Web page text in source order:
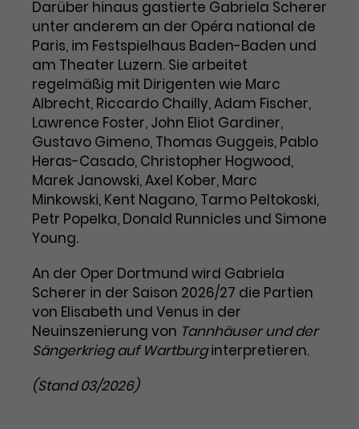
Anbieter Google Analytics
Laufzeit 1 Minute
Zweck
Das ist ein von Google Analytics
gesetztes Cookie. Bestimmte
Daten werden nur maximal einmal
pro Minute an Google Analytics
gesendet. Solange es gesetzt ist,
werden bestimmte
Datenübertragungen
unterbunden.
Laufzeit 3 Monate
Zweck
Dieses Cookie wird verwendet, um
Nutzerinteraktionen mit
Werbeanzeigen zu messen und
Remarketing-Funktionen
bereitzustellen.
Name IDE
Anbieter
Laufzeit 1 Jahr
Zweck
Dieses Cookie dient der Anzeige
personalisierter Werbung und
misst die Wirksamkeit von
Werbekampagnen über
verschiedene Websites hinweg.
Darüber hinaus gastierte Gabriela Scherer
unter anderem an der Opéra national de
Paris, im Festspielhaus Baden-Baden und
am Theater Luzern. Sie arbeitet
regelmäßig mit Dirigenten wie Marc
Albrecht, Riccardo Chailly, Adam Fischer,
Lawrence Foster, John Eliot Gardiner,
Gustavo Gimeno, Thomas Guggeis, Pablo
Heras-Casado, Christopher Hogwood,
Marek Janowski, Axel Kober, Marc
Minkowski, Kent Nagano, Tarmo Peltokoski,
Petr Popelka, Donald Runnicles und Simone
Young.
An der Oper Dortmund wird Gabriela
Scherer in der Saison 2026/27 die Partien
von Elisabeth und Venus in der
Neuinszenierung von Tannhäuser und der
Sängerkrieg auf Wartburginterpretieren.
(Stand 03/2026)